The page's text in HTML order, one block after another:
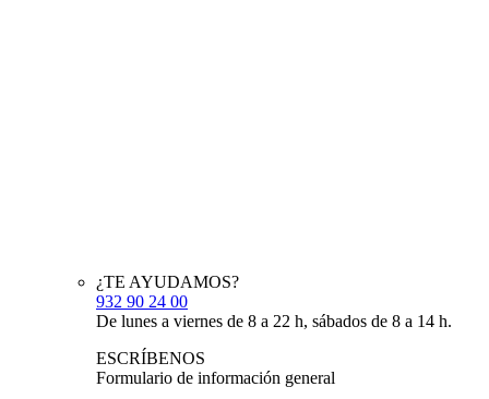
¿TE AYUDAMOS?
932 90 24 00
De lunes a viernes de 8 a 22 h, sábados de 8 a 14 h.
ESCRÍBENOS
Formulario de información general